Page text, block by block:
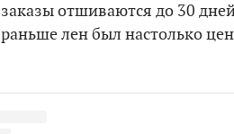
заказы отшиваются до 30
раньше лен был настолько